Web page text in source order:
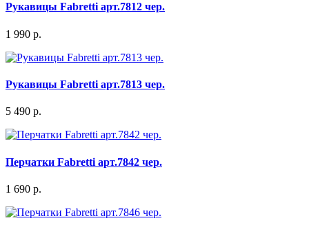
Рукавицы Fabretti арт.7812 чер.
1 990 р.
Рукавицы Fabretti арт.7813 чер.
5 490 р.
Перчатки Fabretti арт.7842 чер.
1 690 р.